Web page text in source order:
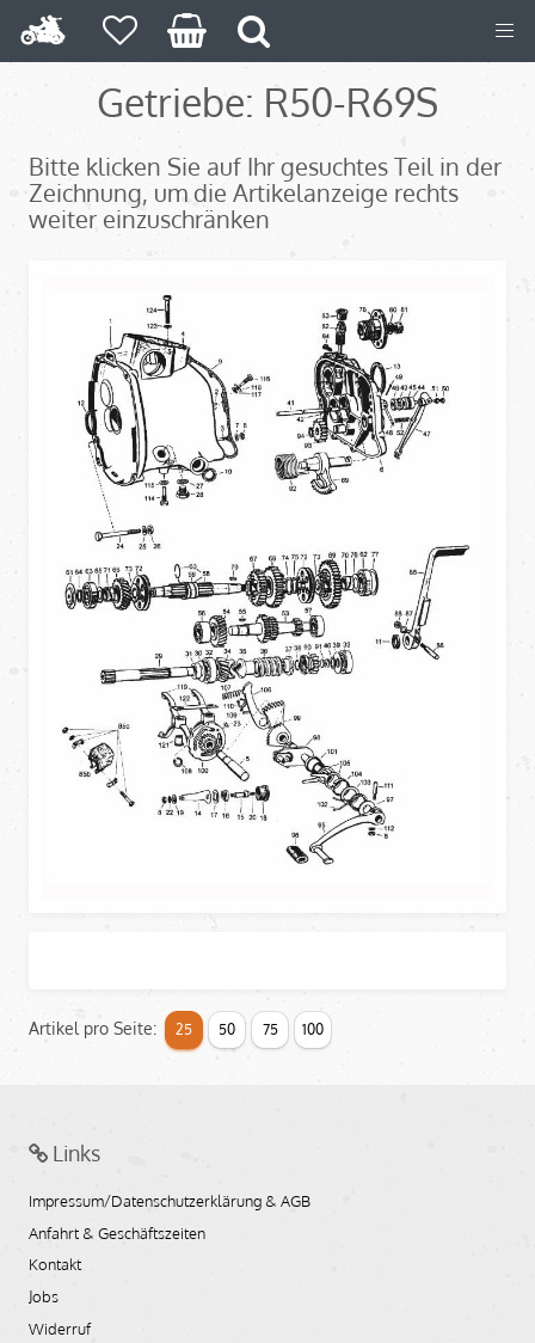
Getriebe: R50-R69S
Bitte klicken Sie auf Ihr gesuchtes Teil in der
Zeichnung, um die Artikelanzeige rechts
weiter einzuschränken
Artikel pro Seite: 25 50 75 100
Links
Impressum/Datenschutzerklärung & AGB
Anfahrt & Geschäftszeiten
Kontakt
Jobs
Widerruf